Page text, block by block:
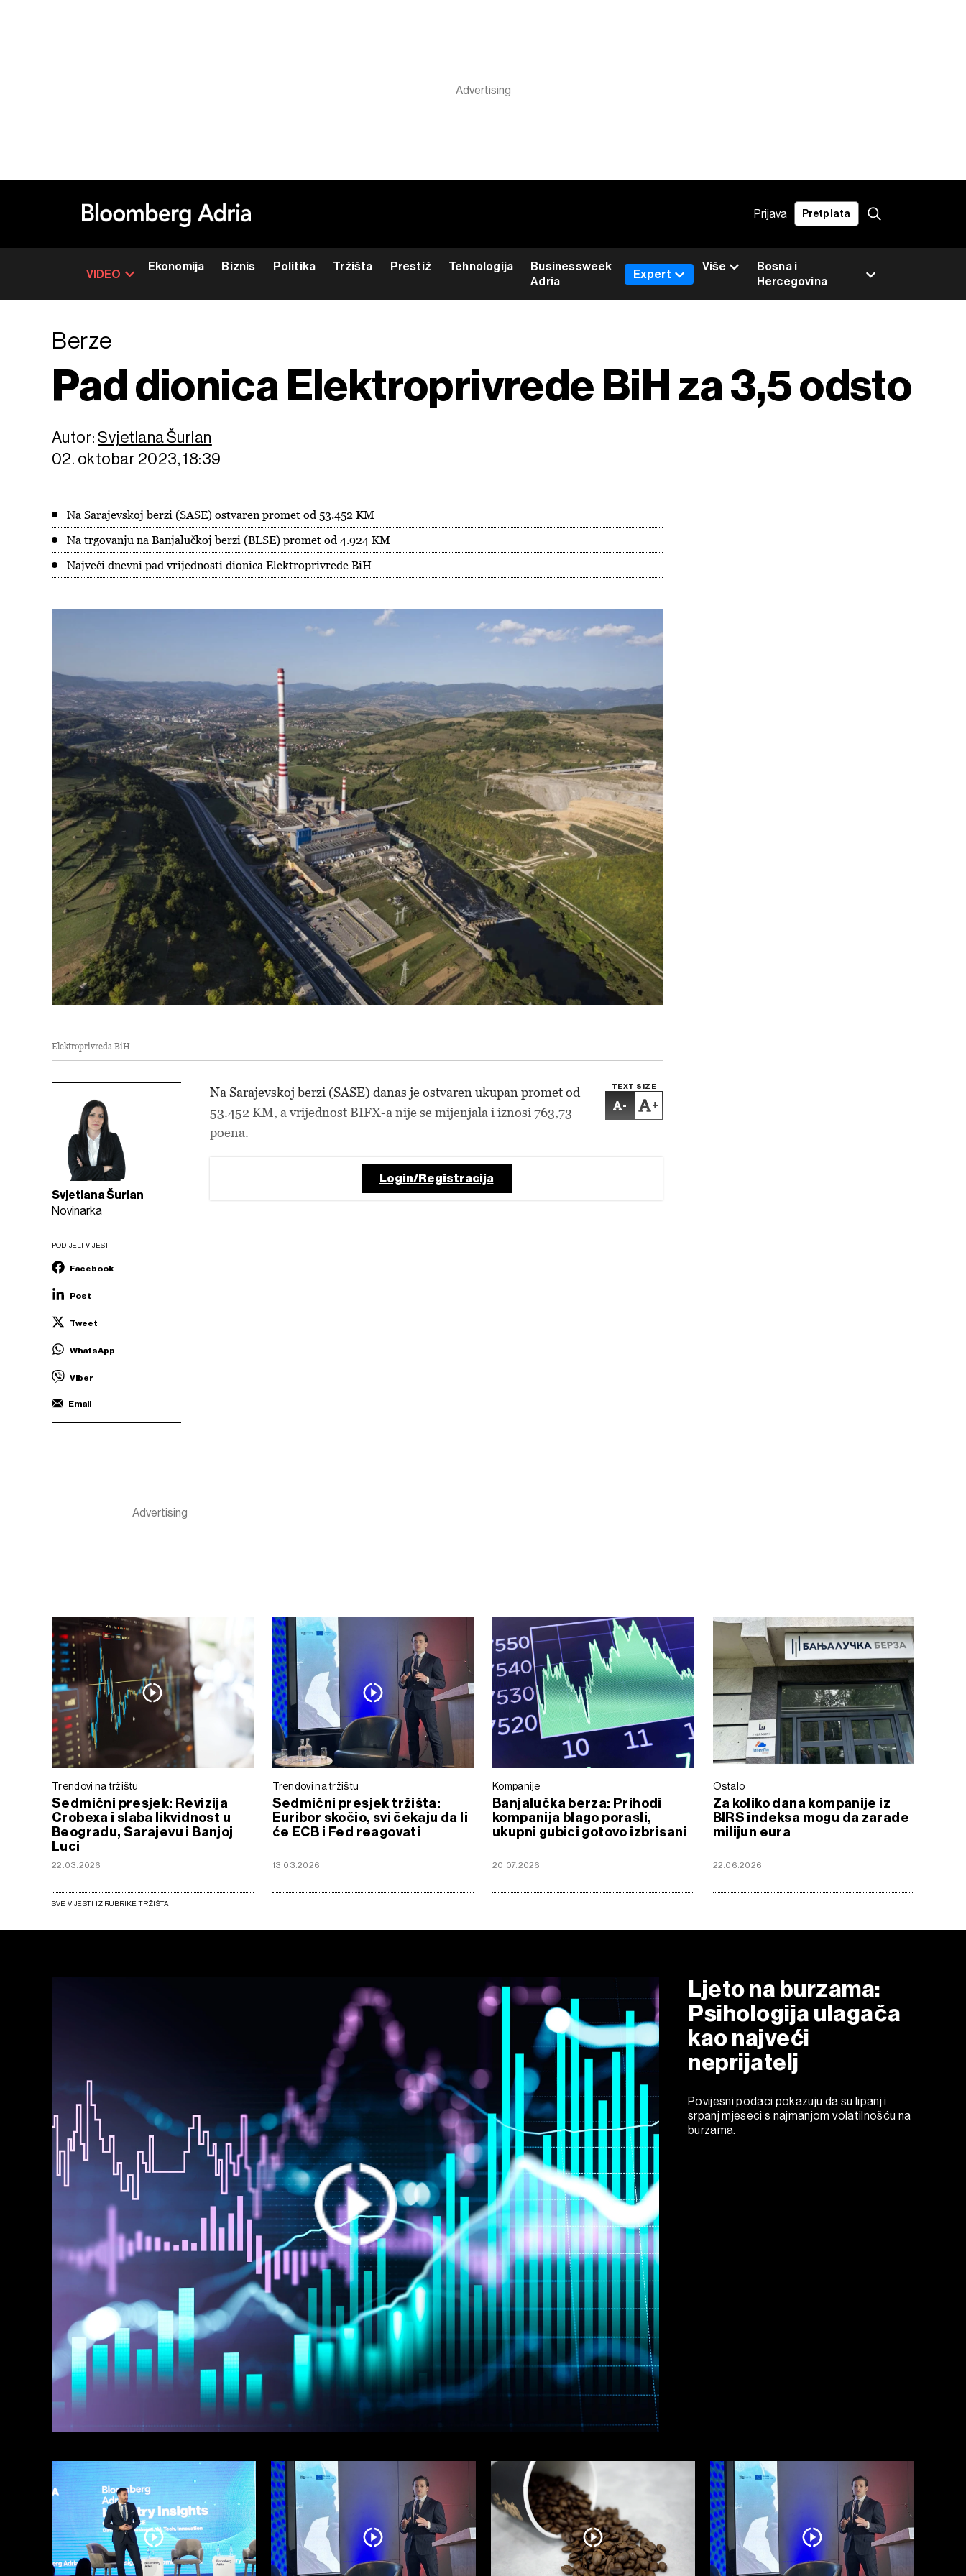
Prijava Pretplata
VIDEO
Ekonomija Biznis Politika Tržišta Prestiž Tehnologija
Businessweek
Adria
Bosna i
Hercegovina
Expert
Više
Berze
Pad dionica Elektroprivrede BiH za 3,5 odsto
Autor:Svjetlana Šurlan
02. oktobar 2023, 18:39
Na Sarajevskoj berzi (SASE) ostvaren promet od 53.452 KM
Na trgovanju na Banjalučkoj berzi (BLSE) promet od 4.924 KM
Najveći dnevni pad vrijednosti dionica Elektroprivrede BiH
Elektroprivreda BiH
Svjetlana Šurlan
Novinarka
PODIJELI VIJEST
Facebook
Post
Tweet
WhatsApp
Viber
Email
TEXT SIZE
- +
Na Sarajevskoj berzi (SASE) danas je ostvaren ukupan promet od
53.452 KM, a vrijednost BIFX-a nije se mijenjala i iznosi 763,73
poena.
Login/Registracija
Trendovi na tržištu
Sedmični presjek: Revizija
Crobexa i slaba likvidnost u
Beogradu, Sarajevu i Banjoj
Luci
22.03.2026
Trendovi na tržištu
Sedmični presjek tržišta:
Euribor skočio, svi čekaju da li
će ECB i Fed reagovati
13.03.2026
Kompanije
Banjalučka berza: Prihodi
kompanija blago porasli,
ukupni gubici gotovo izbrisani
20.07.2026
Ostalo
Za koliko dana kompanije iz
BIRS indeksa mogu da zarade
milijun eura
22.06.2026
SVE VIJESTI IZ RUBRIKE TRŽIŠTA
Ljeto na burzama:
Psihologija ulagača
kao najveći
neprijatelj
Povijesni podaci pokazuju da su lipanj i
srpanj mjeseci s najmanjom volatilnošću na
burzama.